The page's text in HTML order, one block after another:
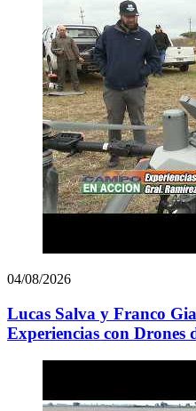
04/08/2026
Lucas Salva y Franco
Experiencias con